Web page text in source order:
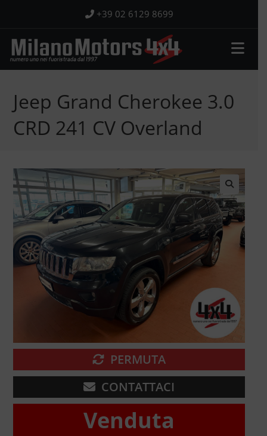
contenuto
+39 02 6129 8699
Jeep Grand Cherokee 3.0
CRD 241 CV Overland
🔍
PERMUTA
CONTATTACI
Venduta